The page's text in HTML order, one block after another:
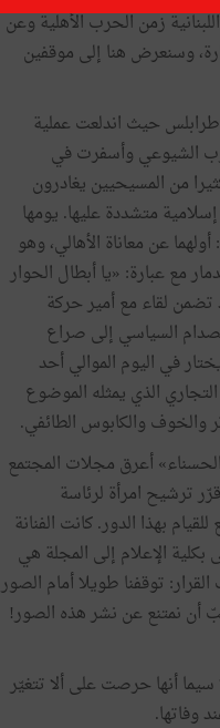
زمن الحرب الأهلية وعن
وسنعرض هنا إلى موقفين
حيث اندلعت عملية
الشيوعي وأسفرت في
من المسيحيين يغادرون
متشددة عليها. يومها
عن معاناة الأهالي، وهو
مع عبارة: «يا أبطال الحوار
تضمن لقاء مع أمير حركة
السياسي إلى صراع
في اليوم الموالي أحد
الذي يمثله الموضوع
والخوف والكابوس الطائفي.
مجلة «الحسناء» أعرق مجلات المجتمع
ترشيح امرأة لرئاسة
بهذا الدور. كانت الفنانة
الإعلام إلى المجلة هي
توقفنا طويلا أمام الصور
أن نمتنع عن نشر هذه الصور!
سيما أنها حرصت على ألا تتغيّر
وفاتها.